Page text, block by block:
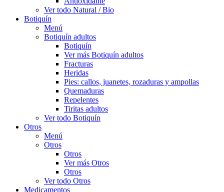
Ver todo Natural / Bio
Botiquín
Menú
Botiquín adultos
Botiquín
Ver más Botiquín adultos
Fracturas
Heridas
Pies: callos, juanetes, rozaduras y ampollas
Quemaduras
Repelentes
Tiritas adultos
Ver todo Botiquín
Otros
Menú
Otros
Otros
Ver más Otros
Otros
Ver todo Otros
Medicamentos